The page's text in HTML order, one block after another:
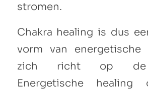
stromen.
Chakra healing is dus
vorm van energetische
zich richt op de
Energetische healing